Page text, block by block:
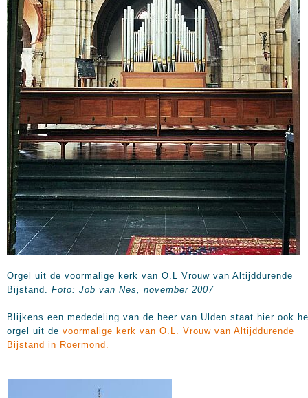
Orgel uit de voormalige kerk van O.L Vrouw van Altijddurende
Bijstand. Foto: Job van Nes, november 2007
Blijkens een mededeling van de heer van Ulden staat hier ook
orgel uit de voormalige kerk van O.L. Vrouw van Altijddurende
Bijstand in Roermond.